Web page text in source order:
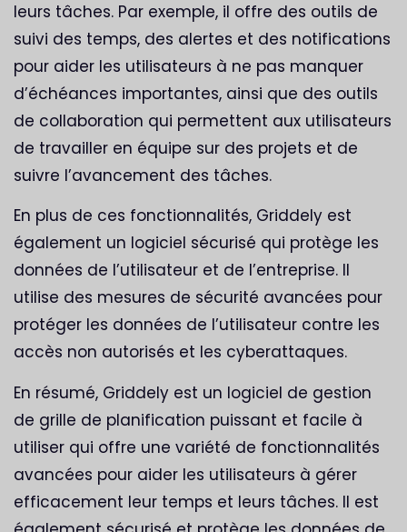
leurs tâches. Par exemple, il offre des outils de
suivi des temps, des alertes et des notifications
pour aider les utilisateurs à ne pas manquer
d’échéances importantes, ainsi que des outils
de collaboration qui permettent aux utilisateurs
de travailler en équipe sur des projets et de
suivre l’avancement des tâches.
En plus de ces fonctionnalités, Griddely est
également un logiciel sécurisé qui protège les
données de l’utilisateur et de l’entreprise. Il
utilise des mesures de sécurité avancées pour
protéger les données de l’utilisateur contre les
accès non autorisés et les cyberattaques.
En résumé, Griddely est un logiciel de gestion
de grille de planification puissant et facile à
utiliser qui offre une variété de fonctionnalités
avancées pour aider les utilisateurs à gérer
efficacement leur temps et leurs tâches. Il est